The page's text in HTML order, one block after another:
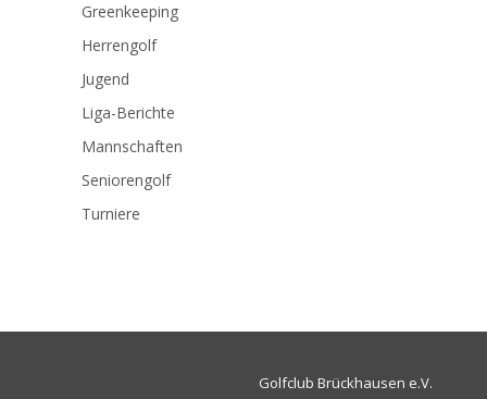
Greenkeeping
Herrengolf
Jugend
Liga-Berichte
Mannschaften
Seniorengolf
Turniere
Golfclub Brückhausen e.V.